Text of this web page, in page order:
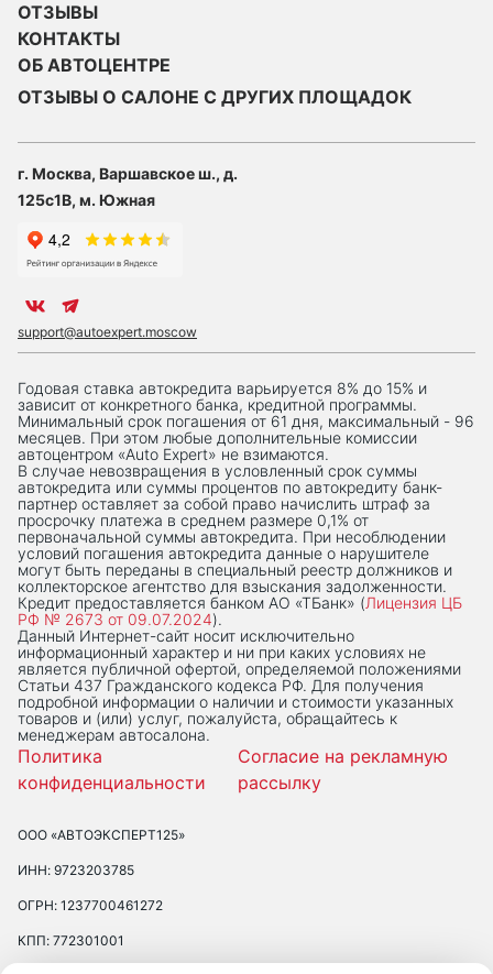
ОТЗЫВЫ
КОНТАКТЫ
ОБ АВТОЦЕНТРЕ
ОТЗЫВЫ О САЛОНЕ С ДРУГИХ ПЛОЩАДОК
г. Москва, Варшавское ш., д.
125с1В, м. Южная
support@autoexpert.moscow
Годовая ставка автокредита варьируется 8% до 15% и
зависит от конкретного банка, кредитной программы.
Минимальный срок погашения от 61 дня, максимальный - 96
месяцев. При этом любые дополнительные комиссии
автоцентром «Auto Expert» не взимаются.
В случае невозвращения в условленный срок суммы
автокредита или суммы процентов по автокредиту банк-
партнер оставляет за собой право начислить штраф за
просрочку платежа в среднем размере 0,1% от
первоначальной суммы автокредита. При несоблюдении
условий погашения автокредита данные о нарушителе
могут быть переданы в специальный реестр должников и
коллекторское агентство для взыскания задолженности.
Кредит предоставляется банком АО «ТБанк» (Лицензия ЦБ
РФ № 2673 от 09.07.2024).
Данный Интернет-сaйт носит исключительно
информационный характер и ни при каких условиях не
является публичной офертой, определяемой положениями
Статьи 437 Гражданского кодекса РФ. Для получения
подробной информации о наличии и стоимости указанных
товаров и (или) услуг, пожалуйста, обращайтесь к
менеджерам автосалона.
Политика
конфиденциальности
Согласие на рекламную
рассылку
ООО «АВТОЭКСПЕРТ125»
ИНН: 9723203785
ОГРН: 1237700461272
КПП: 772301001